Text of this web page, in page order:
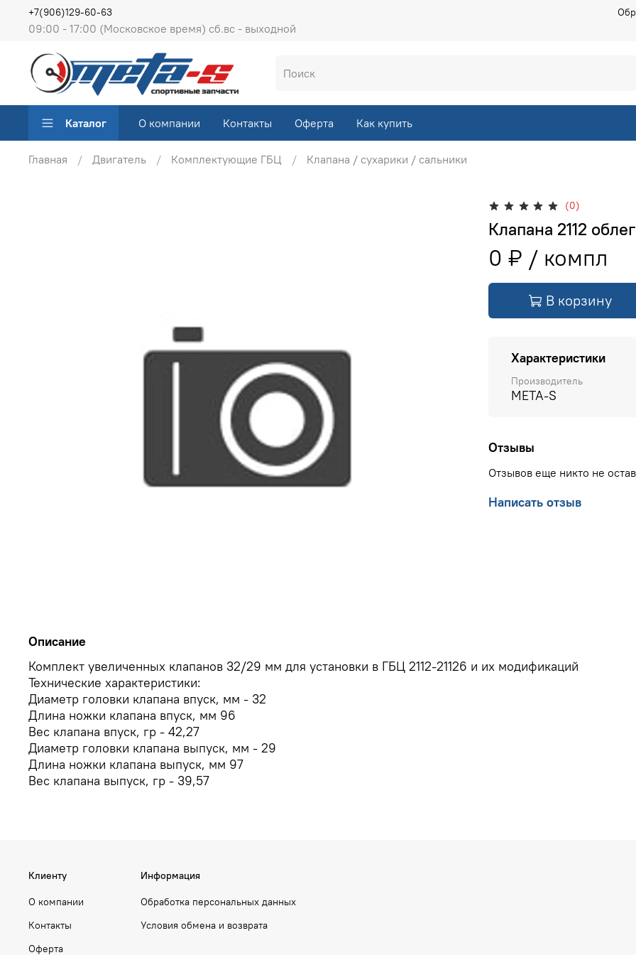
09:00 - 17:00 (Московское время) сб.вс - выходной
+7(906)129-60-63
Каталог О компании Контакты Оферта Как купить
Главная Двигатель Комплектующие ГБЦ Клапана / сухарики / сальники
(0)
Клапана 2112
0 ₽
В корзину
Характеристики
Производитель
META-S
Отзывы
Отзывов еще никто не
Написать отзыв
Описание
Комплект увеличенных клапанов 32/29 мм для установки в ГБЦ 2112-21126 и их модификаций
Технические характеристики:
Диаметр головки клапана впуск, мм - 32
Длина ножки клапана впуск, мм 96
Вес клапана впуск, гр - 42,27
Диаметр головки клапана выпуск, мм - 29
Длина ножки клапана выпуск, мм 97
Вес клапана выпуск, гр - 39,57
Клиенту
О компании
Контакты
Оферта
Информация
Обработка персональных данных
Условия обмена и возврата